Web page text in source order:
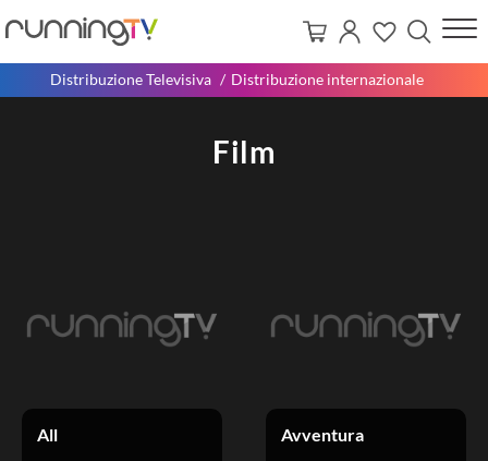
Distribuzione Televisiva Distribuzione internazionale
Film
All Avventura